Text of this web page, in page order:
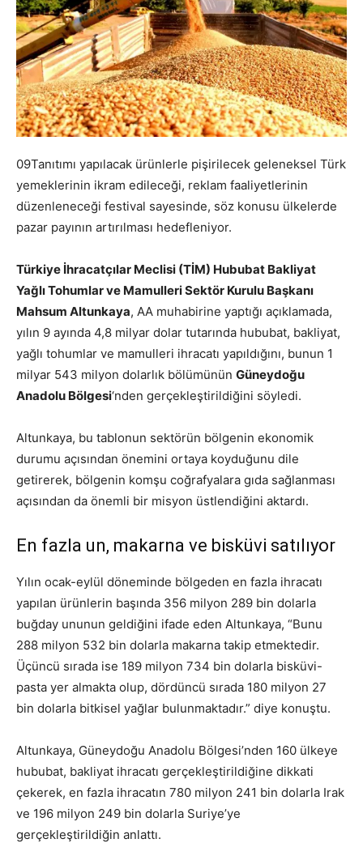
09Tanıtımı yapılacak ürünlerle pişirilecek geleneksel Türk
yemeklerinin ikram edileceği, reklam faaliyetlerinin
düzenleneceği festival sayesinde, söz konusu ülkelerde
pazar payının artırılması hedefleniyor.
Türkiye İhracatçılar Meclisi (TİM) Hububat Bakliyat
Yağlı Tohumlar ve Mamulleri Sektör Kurulu Başkanı
Mahsum Altunkaya, AA muhabirine yaptığı açıklamada,
yılın 9 ayında 4,8 milyar dolar tutarında hububat, bakliyat,
yağlı tohumlar ve mamulleri ihracatı yapıldığını, bunun 1
milyar 543 milyon dolarlık bölümünün Güneydoğu
Anadolu Bölgesi‘nden gerçekleştirildiğini söyledi.
Altunkaya, bu tablonun sektörün bölgenin ekonomik
durumu açısından önemini ortaya koyduğunu dile
getirerek, bölgenin komşu coğrafyalara gıda sağlanması
açısından da önemli bir misyon üstlendiğini aktardı.
En fazla un, makarna ve bisküvi satılıyor
Yılın ocak-eylül döneminde bölgeden en fazla ihracatı
yapılan ürünlerin başında 356 milyon 289 bin dolarla
buğday ununun geldiğini ifade eden Altunkaya, “Bunu
288 milyon 532 bin dolarla makarna takip etmektedir.
Üçüncü sırada ise 189 milyon 734 bin dolarla bisküvi-
pasta yer almakta olup, dördüncü sırada 180 milyon 27
bin dolarla bitkisel yağlar bulunmaktadır.” diye konuştu.
Altunkaya, Güneydoğu Anadolu Bölgesi’nden 160 ülkeye
hububat, bakliyat ihracatı gerçekleştirildiğine dikkati
çekerek, en fazla ihracatın 780 milyon 241 bin dolarla Irak
ve 196 milyon 249 bin dolarla Suriye’ye
gerçekleştirildiğin anlattı.